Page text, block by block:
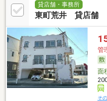
貸店舗・事務所
東町荒井 貸店舗
管
面
そ